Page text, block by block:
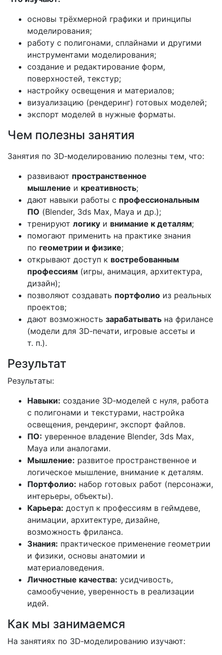
основы трёхмерной графики и принципы
моделирования;
работу с полигонами, сплайнами и другими
инструментами моделирования;
создание и редактирование форм,
поверхностей, текстур;
настройку освещения и материалов;
визуализацию (рендеринг) готовых моделей;
экспорт моделей в нужные форматы.
Чем полезны занятия
Занятия по 3D‑моделированию полезны тем, что:
развивают пространственное
мышление и креативность;
дают навыки работы с профессиональным
ПО (Blender, 3ds Max, Maya и др.);
тренируют логику и внимание к деталям;
помогают применить на практике знания
по геометрии и физике;
открывают доступ к востребованным
профессиям (игры, анимация, архитектура,
дизайн);
позволяют создавать портфолио из реальных
проектов;
дают возможность зарабатывать на фрилансе
(модели для 3D‑печати, игровые ассеты и
т. п.).
Результат
Результаты:
Навыки: создание 3D‑моделей с нуля, работа
с полигонами и текстурами, настройка
освещения, рендеринг, экспорт файлов.
ПО: уверенное владение Blender, 3ds Max,
Maya или аналогами.
Мышление: развитое пространственное и
логическое мышление, внимание к деталям.
Портфолио: набор готовых работ (персонажи,
интерьеры, объекты).
Карьера: доступ к профессиям в геймдеве,
анимации, архитектуре, дизайне,
возможность фриланса.
Знания: практическое применение геометрии
и физики, основы анатомии и
материаловедения.
Личностные качества: усидчивость,
самообучение, уверенность в реализации
идей.
Как мы занимаемся
На занятиях по 3D‑моделированию изучают: